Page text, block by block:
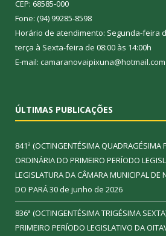
CEP: 68585-000
Fone: (94) 99285-8598
Horário de atendimento: Segunda-feira
terça à Sexta-feira de 08:00 às 14:00h
E-mail: camaranovaipixuna@hotmail.com
ÚLTIMAS PUBLICAÇÕES
841ª (OCTINGENTÉSIMA QUADRAGÉSIMA
ORDINÁRIA DO PRIMEIRO PERÍODO
LEGISLATURA DA CÂMARA MUNICIPAL DE
DO PARÁ30 de junho de 2026
836ª (OCTINGENTÉSIMA TRIGÉSIMA
PRIMEIRO PERÍODO LEGISLATIVO DA